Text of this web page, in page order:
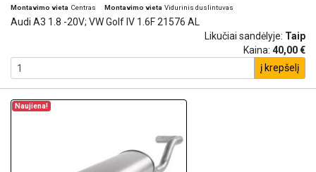
Montavimo vieta Centras Montavimo vieta Vidurinis duslintuvas
Audi A3 1.8 -20V; VW Golf IV 1.6F 21576 AL
Likučiai sandėlyje: Taip
Kaina: 40,00 €
į krepšelį
Naujiena!